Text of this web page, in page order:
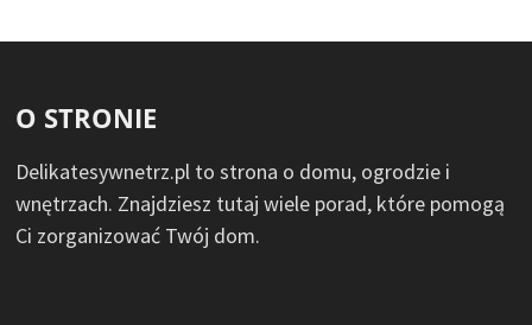
O STRONIE
Delikatesywnetrz.pl to strona o domu, ogrodzie i
wnętrzach. Znajdziesz tutaj wiele porad, które pomogą
Ci zorganizować Twój dom.